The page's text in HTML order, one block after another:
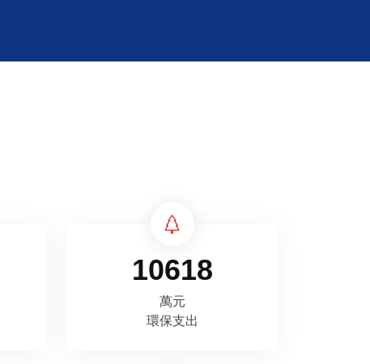
10618
萬元
環保支出